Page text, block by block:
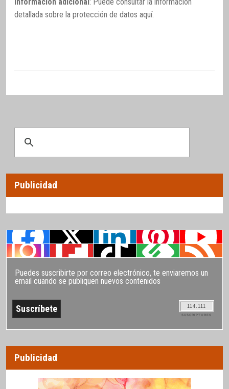
Información adicional : Puede consultar la información
detallada sobre la protección de datos aquí.
Publicidad
Puedes suscribirte por correo electrónico, te enviaremos un
email cuando se publiquen nuevos contenidos
114.111
SUSCRIPTORES
Publicidad